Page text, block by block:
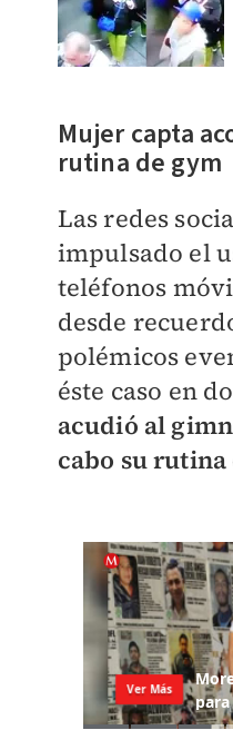
​Mujer capta
rutina de gym
Las redes
impulsado el
teléfonos
desde
polémicos
éste caso en
acudió al
cabo su